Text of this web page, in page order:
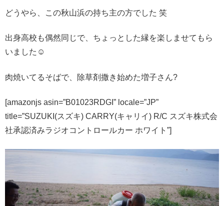
どうやら、この秋山浜の持ち主の方でした 笑
出身高校も偶然同じで、ちょっとした縁を楽しませてもら
いました☺︎
肉焼いてるそばで、除草剤撒き始めた増子さん?
[amazonjs asin=”B01023RDGI” locale=”JP”
title=”SUZUKI(スズキ) CARRY(キャリイ) R/C スズキ株式会
社承認済みラジオコントロールカー ホワイト”]